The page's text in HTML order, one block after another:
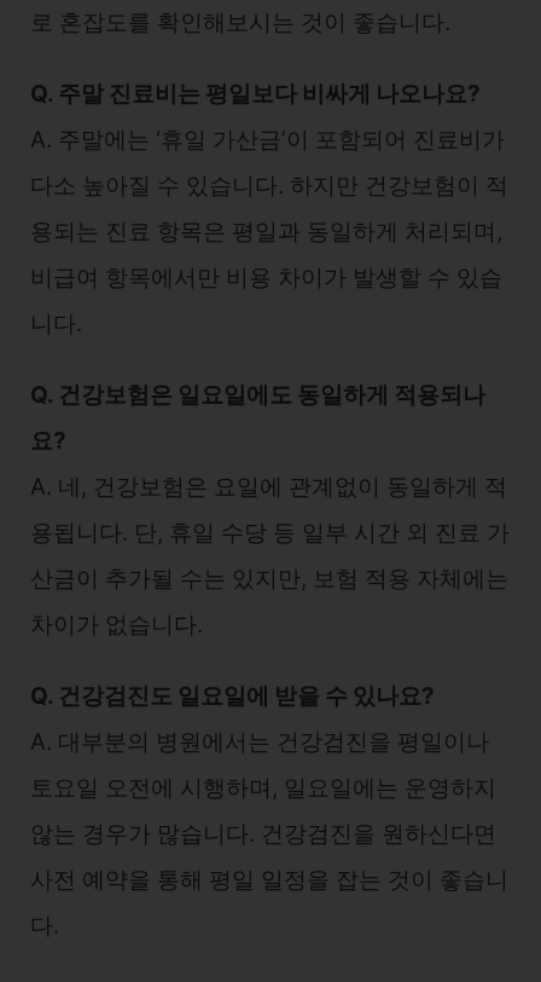
로 혼잡도를 확인해보시는 것이 좋습니다.
Q. 주말 진료비는 평일보다 비싸게 나오나요?
A. 주말에는 ‘휴일 가산금’이 포함되어 진료비가
다소 높아질 수 있습니다. 하지만 건강보험이 적
용되는 진료 항목은 평일과 동일하게 처리되며,
비급여 항목에서만 비용 차이가 발생할 수 있습
니다.
Q. 건강보험은 일요일에도 동일하게 적용되나
요?
A. 네, 건강보험은 요일에 관계없이 동일하게 적
용됩니다. 단, 휴일 수당 등 일부 시간 외 진료 가
산금이 추가될 수는 있지만, 보험 적용 자체에는
차이가 없습니다.
Q. 건강검진도 일요일에 받을 수 있나요?
A. 대부분의 병원에서는 건강검진을 평일이나
토요일 오전에 시행하며, 일요일에는 운영하지
않는 경우가 많습니다. 건강검진을 원하신다면
사전 예약을 통해 평일 일정을 잡는 것이 좋습니
다.